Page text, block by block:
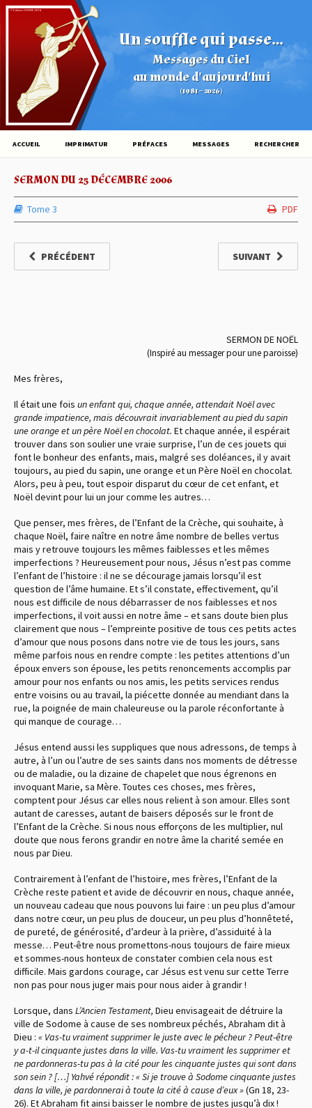
Un souffle qui passe...
Messages du Ciel
au monde d'aujourd'hui
(1981 – 2026)
© Éditions HOVINE (2026)
ACCUEIL IMPRIMATUR PRÉFACES MESSAGES RECHERCHER
SERMON DU 25 DÉCEMBRE 2006
Tome 3 PDF
PRÉCÉDENT SUIVANT
SERMON DE NOËL
(Inspiré au messager pour une paroisse)
Mes frères,
Il était une fois un enfant qui, chaque année, attendait Noël avec
grande impatience, mais découvrait invariablement au pied du sapin
une orange et un père Noël en chocolat. Et chaque année, il espérait
trouver dans son soulier une vraie surprise, l’un de ces jouets qui
font le bonheur des enfants, mais, malgré ses doléances, il y avait
toujours, au pied du sapin, une orange et un Père Noël en chocolat.
Alors, peu à peu, tout espoir disparut du cœur de cet enfant, et
Noël devint pour lui un jour comme les autres…
Que penser, mes frères, de l’Enfant de la Crèche, qui souhaite, à
chaque Noël, faire naître en notre âme nombre de belles vertus
mais y retrouve toujours les mêmes faiblesses et les mêmes
imperfections ? Heureusement pour nous, Jésus n’est pas comme
l’enfant de l’histoire : il ne se décourage jamais lorsqu’il est
question de l’âme humaine. Et s’il constate, effectivement, qu’il
nous est difficile de nous débarrasser de nos faiblesses et nos
imperfections, il voit aussi en notre âme – et sans doute bien plus
clairement que nous – l’empreinte positive de tous ces petits actes
d’amour que nous posons dans notre vie de tous les jours, sans
même parfois nous en rendre compte : les petites attentions d’un
époux envers son épouse, les petits renoncements accomplis par
amour pour nos enfants ou nos amis, les petits services rendus
entre voisins ou au travail, la piécette donnée au mendiant dans la
rue, la poignée de main chaleureuse ou la parole réconfortante à
qui manque de courage…
Jésus entend aussi les suppliques que nous adressons, de temps à
autre, à l’un ou l’autre de ses saints dans nos moments de détresse
ou de maladie, ou la dizaine de chapelet que nous égrenons en
invoquant Marie, sa Mère. Toutes ces choses, mes frères,
comptent pour Jésus car elles nous relient à son amour. Elles sont
autant de caresses, autant de baisers déposés sur le front de
l’Enfant de la Crèche. Si nous nous efforçons de les multiplier, nul
doute que nous ferons grandir en notre âme la charité semée en
nous par Dieu.
Contrairement à l’enfant de l’histoire, mes frères, l’Enfant de la
Crèche reste patient et avide de découvrir en nous, chaque année,
un nouveau cadeau que nous pouvons lui faire : un peu plus d’amour
dans notre cœur, un peu plus de douceur, un peu plus d’honnêteté,
de pureté, de générosité, d’ardeur à la prière, d’assiduité à la
messe… Peut-être nous promettons-nous toujours de faire mieux
et sommes-nous honteux de constater combien cela nous est
difficile. Mais gardons courage, car Jésus est venu sur cette Terre
non pas pour nous juger mais pour nous aider à grandir !
Lorsque, dans L’Ancien Testament, Dieu envisageait de détruire la
ville de Sodome à cause de ses nombreux péchés, Abraham dit à
Dieu : « Vas-tu vraiment supprimer le juste avec le pécheur ? Peut-être
y a-t-il cinquante justes dans la ville. Vas-tu vraiment les supprimer et
ne pardonneras-tu pas à la cité pour les cinquante justes qui sont dans
son sein ? […] Yahvé répondit : « Si je trouve à Sodome cinquante justes
dans la ville, je pardonnerai à toute la cité à cause d’eux »(Gn 18, 23-
26). Et Abraham fit ainsi baisser le nombre de justes jusqu’à dix !